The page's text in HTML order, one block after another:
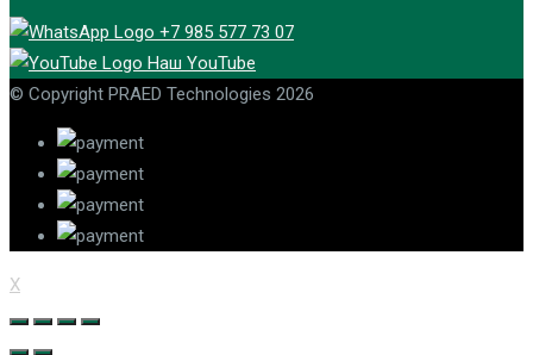
+7 985 577 73 07
Наш YouTube
© Copyright PRAED Technologies 2026
X